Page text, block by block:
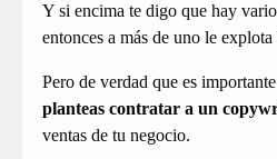
Y si encima te digo que hay
entonces a más de uno le explota
Pero de verdad que es
planteas contratar a un
ventas de tu negocio.